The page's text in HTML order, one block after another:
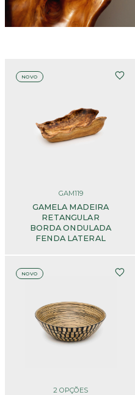
NOVO
GAM119
GAMELA MADEIRA
RETANGULAR
BORDA ONDULADA
FENDA LATERAL
NOVO
2 OPÇÕES